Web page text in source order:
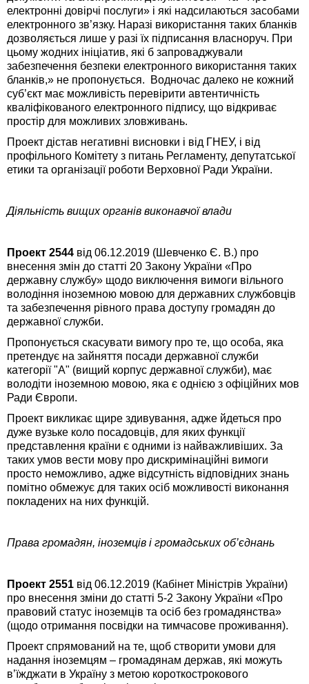
електронні довірчі послуги» і які надсилаються засобами
електронного зв’язку. Наразі використання таких бланків
дозволяється лише у разі їх підписання власноруч. При
цьому жодних ініціатив, які б запроваджували
забезпечення безпеки електронного використання таких
бланків,» не пропонується. Водночас далеко не кожний
суб’єкт має можливість перевірити автентичність
кваліфікованого електронного підпису, що відкриває
простір для можливих зловживань.
Проект дістав негативні висновки і від ГНЕУ, і від
профільного Комітету з питань Регламенту, депутатської
етики та організації роботи Верховної Ради України.
Діяльність вищих органів виконавчої влади
Проект 2544 від 06.12.2019 (Шевченко Є. В.) про
внесення змін до статті 20 Закону України «Про
державну службу» щодо виключення вимоги вільного
володіння іноземною мовою для державних службовців
та забезпечення рівного права доступу громадян до
державної служби.
Пропонується скасувати вимогу про те, що особа, яка
претендує на зайняття посади державної служби
категорії "А" (вищий корпус державної служби), має
володіти іноземною мовою, яка є однією з офіційних мов
Ради Європи.
Проект викликає щире здивування, адже йдеться про
дуже вузьке коло посадовців, для яких функції
представлення країни є одними із найважливіших. За
таких умов вести мову про дискримінаційні вимоги
просто неможливо, адже відсутність відповідних знань
помітно обмежує для таких осіб можливості виконання
покладених на них функцій.
Права громадян, іноземців і громадських об’єднань
Проект 2551 від 06.12.2019 (Кабінет Міністрів України)
про внесення зміни до статті 5-2 Закону України «Про
правовий статус іноземців та осіб без громадянства»
(щодо отримання посвідки на тимчасове проживання).
Проект спрямований на те, щоб створити умови для
надання іноземцям – громадянам держав, які можуть
в’їжджати в Україну з метою короткострокового